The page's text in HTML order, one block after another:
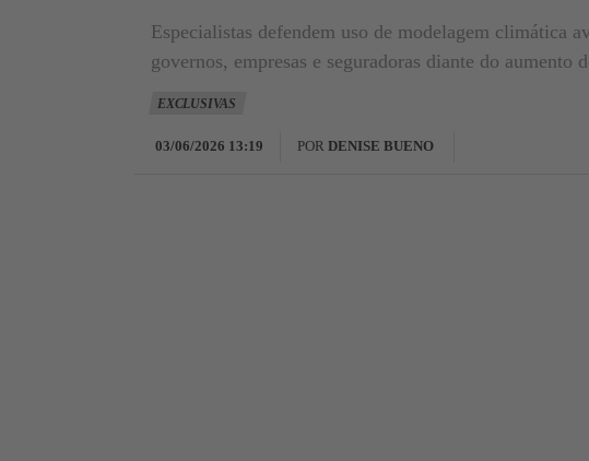
Especialistas defendem uso de modelagem climática
governos, empresas e seguradoras diante do aumento
EXCLUSIVAS
03/06/2026 13:19 POR DENISE BUENO